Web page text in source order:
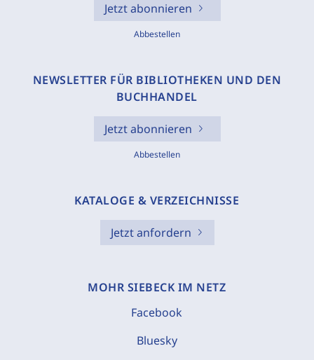
Jetzt abonnieren
Abbestellen
NEWSLETTER FÜR BIBLIOTHEKEN UND DEN
BUCHHANDEL
Jetzt abonnieren
Abbestellen
KATALOGE & VERZEICHNISSE
Jetzt anfordern
MOHR SIEBECK IM NETZ
Facebook
Bluesky